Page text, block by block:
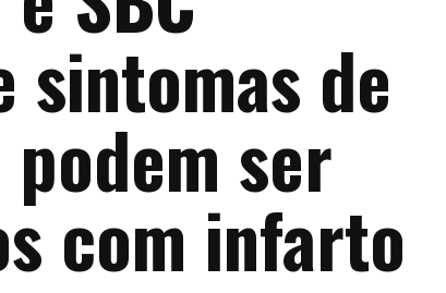
sintomas de
ser
com infarto